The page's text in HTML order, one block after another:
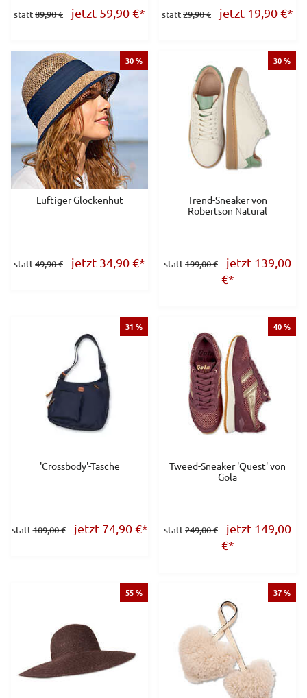
statt89,90 € jetzt 59,90€* statt29,90 € jetzt 19,90€*
30 %
Luftiger Glockenhut
statt49,90 € jetzt 34,90€*
30 %
Trend-Sneaker von
Robertson Natural
statt199,00 €
jetzt 139,00
€*
31 %
'Crossbody'-Tasche
statt109,00 € jetzt 74,90€*
40 %
Tweed-Sneaker 'Quest' von
Gola
statt249,00 €
jetzt 149,00
€*
55 % 37 %